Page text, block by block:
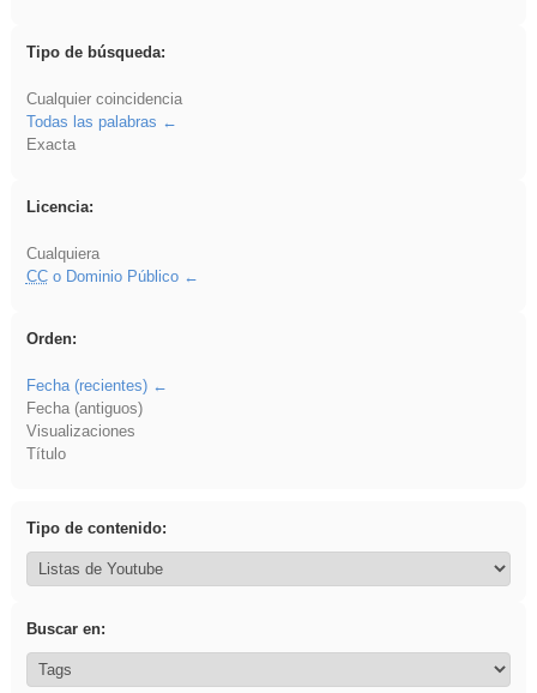
Tipo de búsqueda:
Cualquier coincidencia
Todas las palabras
Exacta
Licencia:
Cualquiera
CCo Dominio Público
Orden:
Fecha (recientes)
Fecha (antiguos)
Visualizaciones
Título
Tipo de contenido:
Buscar en: